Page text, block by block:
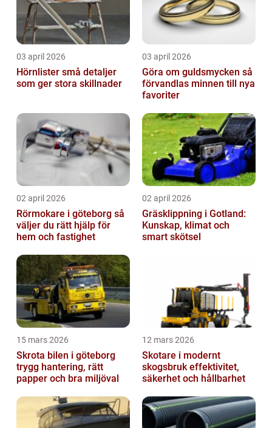
03 april 2026
Hörnlister små detaljer
som ger stora skillnader
03 april 2026
Göra om guldsmycken så
förvandlas minnen till nya
favoriter
02 april 2026
Rörmokare i göteborg så
väljer du rätt hjälp för
hem och fastighet
02 april 2026
Gräsklippning i Gotland:
Kunskap, klimat och
smart skötsel
15 mars 2026
Skrota bilen i göteborg
trygg hantering, rätt
papper och bra miljöval
12 mars 2026
Skotare i modernt
skogsbruk effektivitet,
säkerhet och hållbarhet